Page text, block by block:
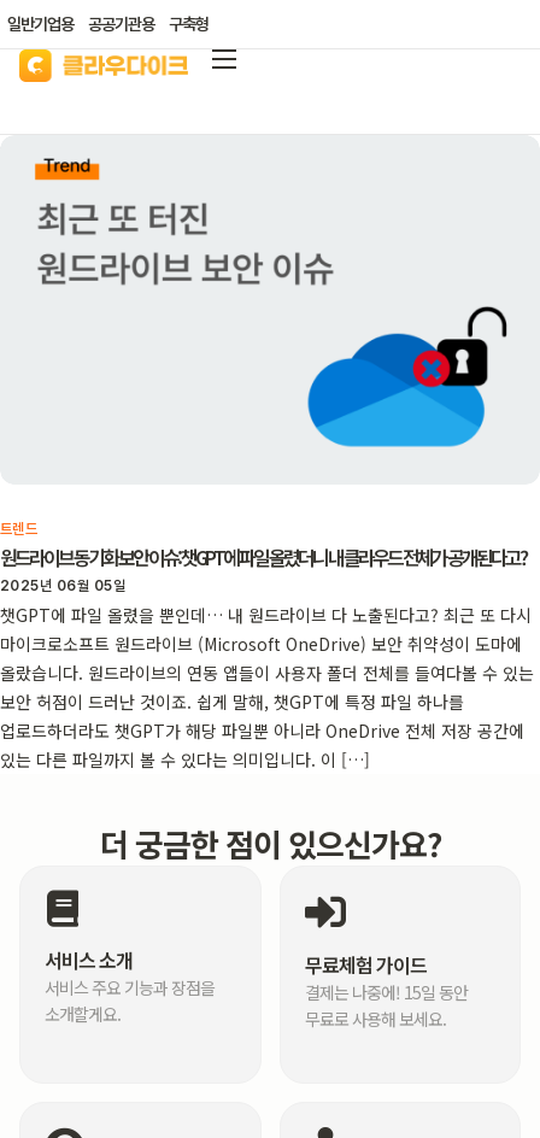
일반기업용 공공기관용 구축형
리소스/자료실
산업별 솔루션
트렌드
원드라이브 동기화 보안 이슈: 챗GPT에 파일 올렸더니 내 클라우드 전체가 공개된다고?
2025년 06월 05일
챗GPT에 파일 올렸을 뿐인데… 내 원드라이브 다 노출된다고? 최근 또 다시
마이크로소프트 원드라이브 (Microsoft OneDrive) 보안 취약성이 도마에
올랐습니다. 원드라이브의 연동 앱들이 사용자 폴더 전체를 들여다볼 수 있는
보안 허점이 드러난 것이죠. 쉽게 말해, 챗GPT에 특정 파일 하나를
업로드하더라도 챗GPT가 해당 파일뿐 아니라 OneDrive 전체 저장 공간에
있는 다른 파일까지 볼 수 있다는 의미입니다. 이 […]
더 궁금한 점이 있으신가요?
서비스 소개
서비스 주요 기능과 장점을
소개할게요.
무료체험 가이드
결제는 나중에! 15일 동안
무료로 사용해 보세요.